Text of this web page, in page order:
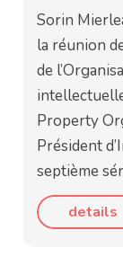
Sorin
la réunion
de
Property
Président
septième
details